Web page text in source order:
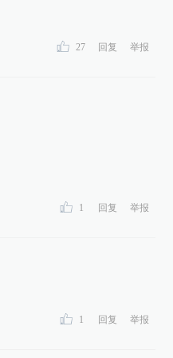
27 回复 举报
1 回复 举报
1 回复 举报